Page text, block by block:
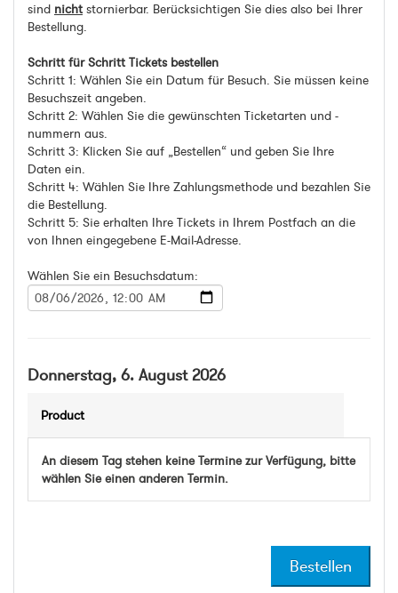
sind nicht stornierbar. Berücksichtigen Sie dies also bei Ihrer
Bestellung.
Schritt für Schritt Tickets bestellen
Schritt 1: Wählen Sie ein Datum für Besuch. Sie müssen keine
Besuchszeit angeben.
Schritt 2: Wählen Sie die gewünschten Ticketarten und -
nummern aus.
Schritt 3: Klicken Sie auf „Bestellen“ und geben Sie Ihre
Daten ein.
Schritt 4: Wählen Sie Ihre Zahlungsmethode und bezahlen Sie
die Bestellung.
Schritt 5: Sie erhalten Ihre Tickets in Ihrem Postfach an die
von Ihnen eingegebene E-Mail-Adresse.
Wählen Sie ein Besuchsdatum:
Donnerstag, 6. August 2026
Product
An diesem Tag stehen keine Termine zur Verfügung, bitte
wählen Sie einen anderen Termin.